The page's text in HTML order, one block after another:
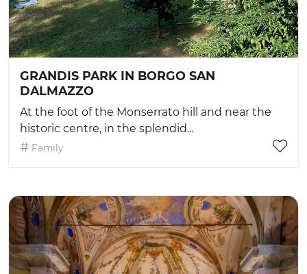
GRANDIS PARK IN BORGO SAN
DALMAZZO
At the foot of the Monserrato hill and near the
historic centre, in the splendid...
Family